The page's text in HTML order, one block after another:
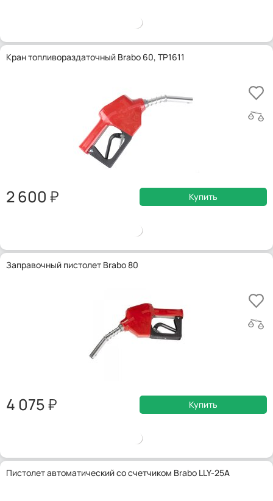
Кран топливораздаточный Brabo 60, TP1611
2 600 Купить
Заправочный пистолет Brabo 80
4 075 Купить
Пистолет автоматический со счетчиком Brabo LLY-25A